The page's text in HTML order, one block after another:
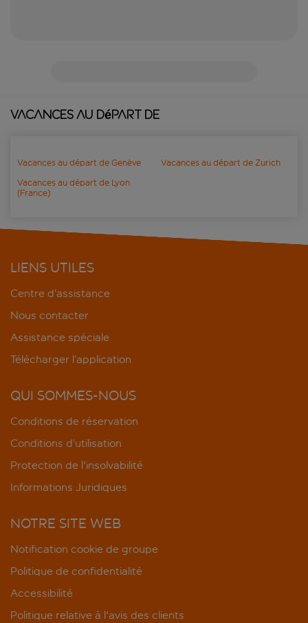
Vacances au départ de
Vacances au départ de Genève
Vacances au départ de Lyon
(France)
Vacances au départ de Zurich
LIENS UTILES
Centre d’assistance
Nous contacter
Assistance spéciale
Télécharger l’application
QUI SOMMES-NOUS
Conditions de réservation
Conditions d’utilisation
Protection de l'insolvabilité
Informations Juridiques
NOTRE SITE WEB
Notification cookie de groupe
Politique de confidentialité
Accessibilité
Politique relative à l'avis des clients